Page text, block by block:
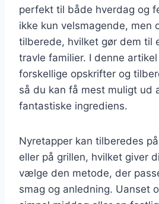
perfekt til både hverdag og
ikke kun velsmagende, men
tilberede, hvilket gør dem til
travle familier. I denne
forskellige opskrifter og
så du kan få mest muligt ud
fantastiske ingrediens.
Nyretapper kan tilberedes
eller på grillen, hvilket giver
vælge den metode, der
smag og anledning. Uanset